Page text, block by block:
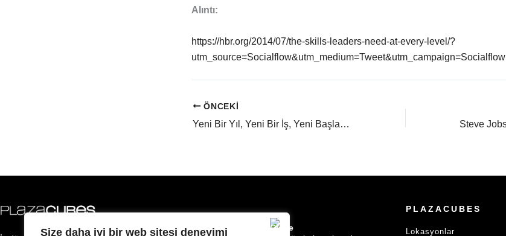
Size daha iyi bir web sitesi deneyimi
Alıntı:
https://hbr.org/2014/07/the-skills-leaders-need-at-every-level/?
utm_source=Socialflow&utm_medium=Tweet&utm_campaign=Socialflow
ÖNCEKI
Yeni Bir Yıl, Yeni Bir İş, Yeni Başlangıçlar…
PLAZACUBES
Lokasyonlar